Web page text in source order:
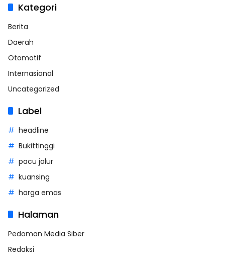
Kategori
Berita
Daerah
Otomotif
Internasional
Uncategorized
Label
headline
Bukittinggi
pacu jalur
kuansing
harga emas
Halaman
Pedoman Media Siber
Redaksi